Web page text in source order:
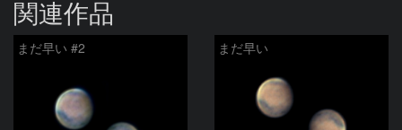
関連作品
まだ早い #2 まだ早い